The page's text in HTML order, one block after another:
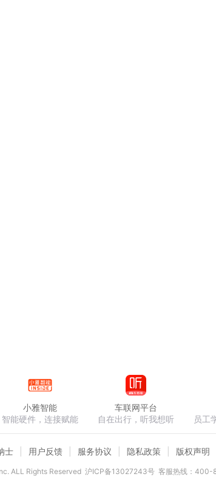
小雅智能
智能硬件，连接赋能
车联网平台
自在出行，听我想听
员工
士 用户反馈 服务协议 隐私政策 版权声明
ALL Rights Reserved 沪ICP备13027243号 客服热线：400-